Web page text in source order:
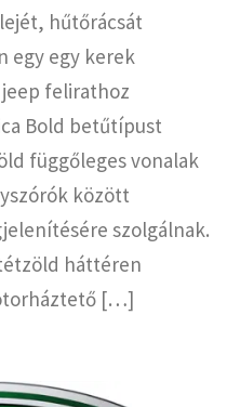
hűtőrácsát
egy egy kerek
felirathoz
Bold betűtípust
függőleges vonalak
között
szolgálnak.
háttéren
[…]